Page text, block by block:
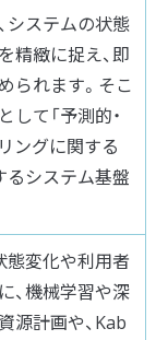
システムの状態
精緻に捉え、即
られます。そこ
て「予測的・
ングに関する
るシステム基盤
態変化や利用者
、機械学習や深
源計画や、Kab